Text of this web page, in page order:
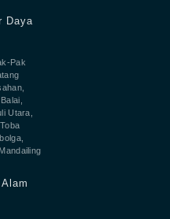
Daya
Pak
Utara,